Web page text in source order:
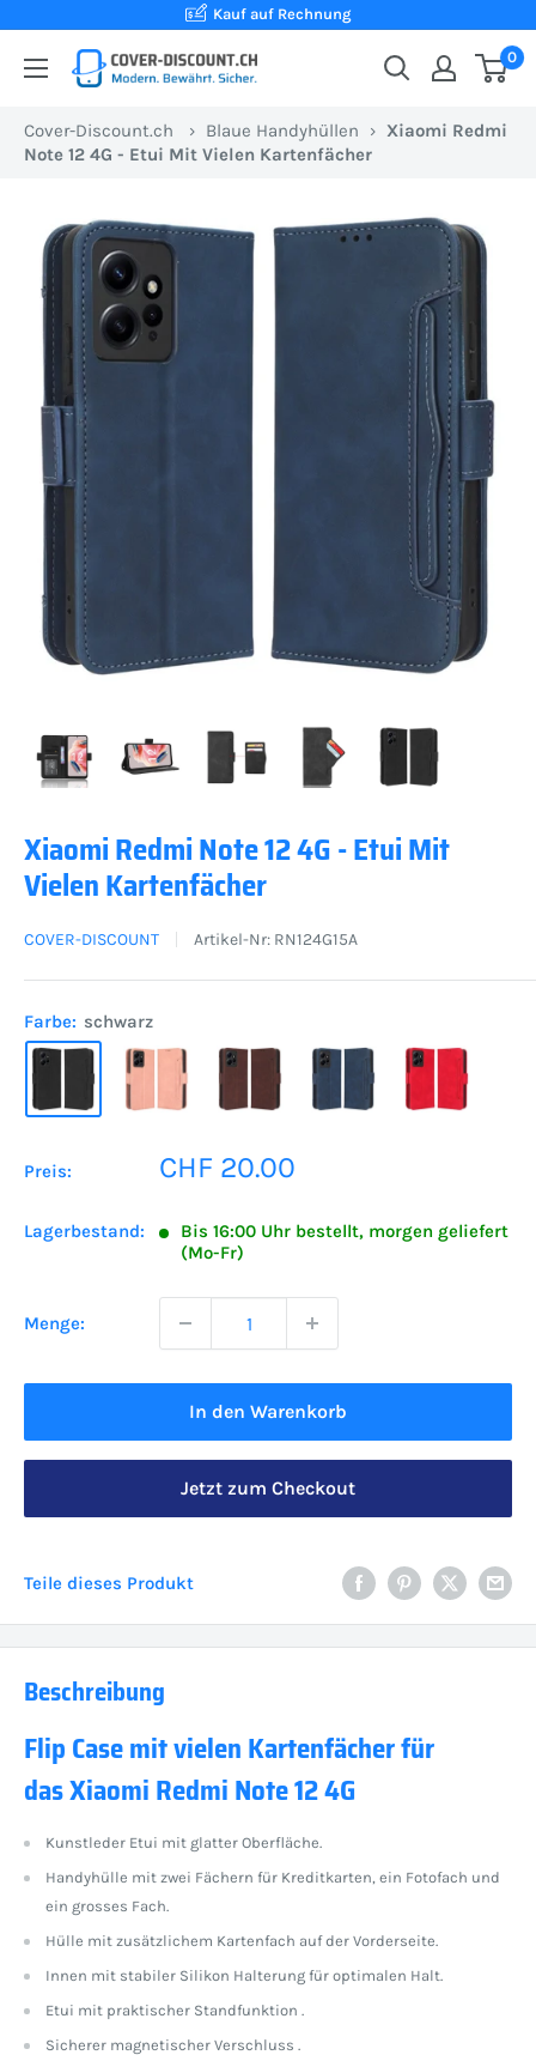
Inhalt
Kauf auf Rechnung
Cover-
Ihr
Onlineshop
der
Schweiz
für
Schutzhüllen
zum
besten
Preis
0
Cover-Discount.ch › Blaue Handyhüllen › Xiaomi Redmi
Note 12 4G - Etui Mit Vielen Kartenfächer
Xiaomi Redmi Note 12 4G - Etui Mit
Vielen Kartenfächer
COVER-DISCOUNT Artikel-Nr: RN124G15A
Farbe: schwarz
Preis: Sonderpreis
CHF 20.00
Lagerbestand:
Bis 16:00 Uhr bestellt, morgen geliefert
(Mo-Fr)
Menge:
In den Warenkorb
Jetzt zum Checkout
Teile dieses Produkt
Beschreibung
Flip Case mit vielen Kartenfächer für
das Xiaomi Redmi Note 12 4G
Kunstleder Etui mit glatter Oberfläche.
Handyhülle mit zwei Fächern für Kreditkarten, ein Fotofach und
ein grosses Fach.
Hülle mit zusätzlichem Kartenfach auf der Vorderseite.
Innen mit stabiler Silikon Halterung für optimalen Halt.
Etui mit praktischer Standfunktion .
Sicherer magnetischer Verschluss .